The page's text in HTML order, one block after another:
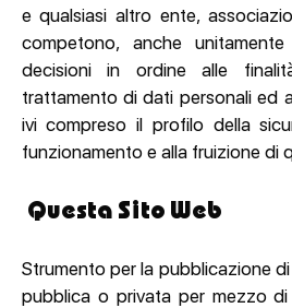
e qualsiasi altro ente,
competono, anche
decisioni in ordine alle
trattamento di dati personali ed
ivi compreso il profilo della
funzionamento e alla fruizione di
Questa Sito Web
Strumento per la pubblicazione
pubblica o privata per mezzo